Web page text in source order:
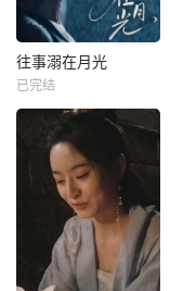
往事溺在月光
已完结